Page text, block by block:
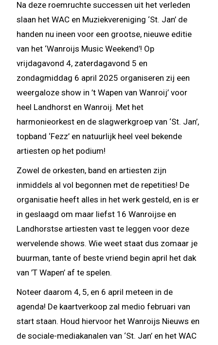
Na deze roemruchte successen uit het verleden
slaan het WAC en Muziekvereniging ‘St. Jan’ de
handen nu ineen voor een grootse, nieuwe editie
van het ‘Wanroijs Music Weekend’! Op
vrijdagavond 4, zaterdagavond 5 en
zondagmiddag 6 april 2025 organiseren zij een
weergaloze show in ’t Wapen van Wanroij’ voor
heel Landhorst en Wanroij. Met het
harmonieorkest en de slagwerkgroep van ‘St. Jan’,
topband ‘Fezz’ en natuurlijk heel veel bekende
artiesten op het podium!
Zowel de orkesten, band en artiesten zijn
inmiddels al vol begonnen met de repetities! De
organisatie heeft alles in het werk gesteld, en is er
in geslaagd om maar liefst 16 Wanroijse en
Landhorstse artiesten vast te leggen voor deze
wervelende shows. Wie weet staat dus zomaar je
buurman, tante of beste vriend begin april het dak
van ’T Wapen’ af te spelen.
Noteer daarom 4, 5, en 6 april meteen in de
agenda! De kaartverkoop zal medio februari van
start staan. Houd hiervoor het Wanroijs Nieuws en
de sociale-mediakanalen van ‘St. Jan’ en het WAC